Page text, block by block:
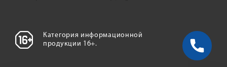
Категория информационной
продукции 16+.